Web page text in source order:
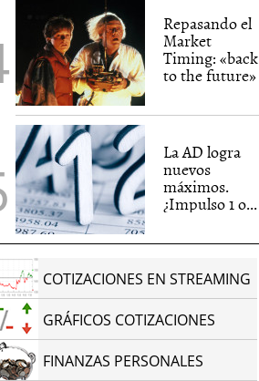
Repasando el
Market
Timing: «back
to the future»
La AD logra
nuevos
máximos.
¿Impulso 1 o...
COTIZACIONES EN STREAMING
GRÁFICOS COTIZACIONES
FINANZAS PERSONALES